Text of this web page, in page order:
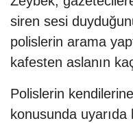
siren sesi
polislerin arama
kafesten aslanın
Polislerin
konusunda